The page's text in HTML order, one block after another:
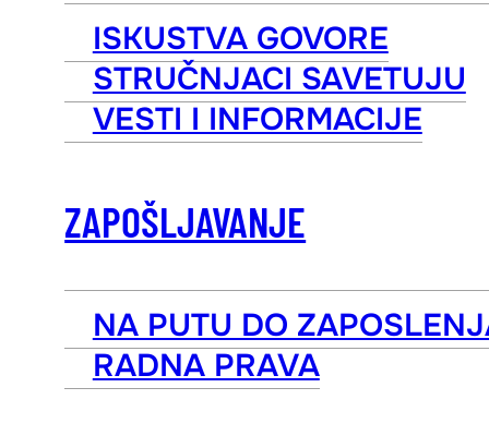
ISKUSTVA GOVORE
STRUČNJACI SAVETUJU
VESTI I INFORMACIJE
ZAPOŠLJAVANJE
NA PUTU DO
RADNA PRAVA